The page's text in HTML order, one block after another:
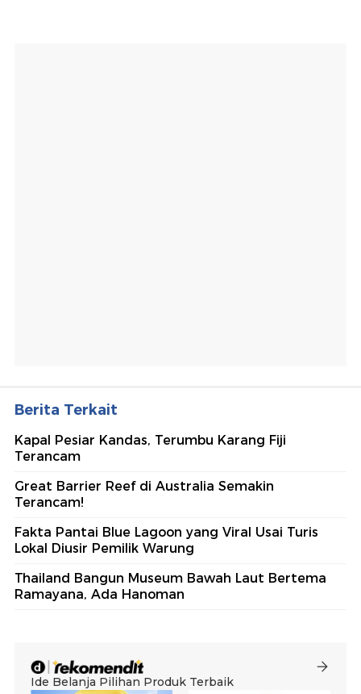
Berita Terkait
Kapal Pesiar Kandas, Terumbu Karang Fiji
Terancam
Great Barrier Reef di Australia Semakin
Terancam!
Fakta Pantai Blue Lagoon yang Viral Usai Turis
Lokal Diusir Pemilik Warung
Thailand Bangun Museum Bawah Laut Bertema
Ramayana, Ada Hanoman